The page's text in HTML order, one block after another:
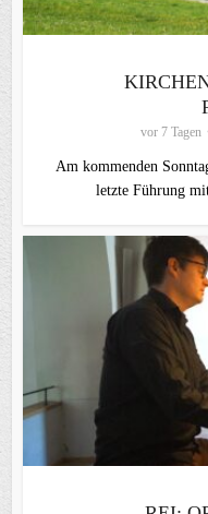
vor 7 Tagen
Am kommenden
letzte Führung